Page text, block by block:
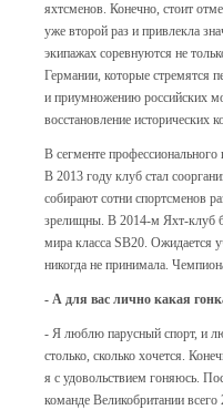
яхтсменов. Конечно, стоит
уже второй раз и привлекла
экипажах соревнуются не
Германии, которые стремятся
и приумножению российских
восстановление исторических
В сегменте
В 2013 году клуб стал
собирают сотни спортсменов
зрелищны. В 2014-м Яхт-клуб
мира класса SB20. Ожидается
никогда не принимала.
- А для вас лично какая
- Я люблю парусный спорт, и
столько, сколько хочется.
я с удовольствием гоняюсь.
команде Великобритании